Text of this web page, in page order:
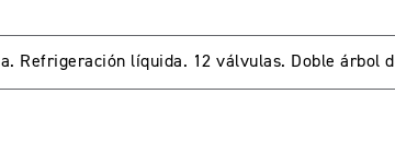
Refrigeración líquida. 12 válvulas. Doble árbol